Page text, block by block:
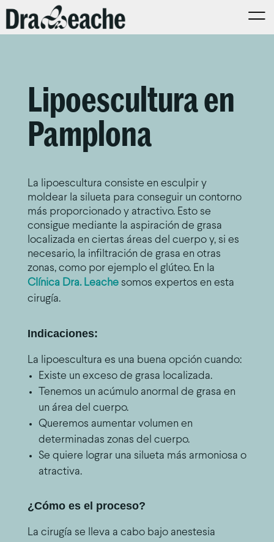
Lipoescultura en
Pamplona
La lipoescultura consiste en esculpir y
moldear la silueta para conseguir un contorno
más proporcionado y atractivo. Esto se
consigue mediante la aspiración de grasa
localizada en ciertas áreas del cuerpo y, si es
necesario, la infiltración de grasa en otras
zonas, como por ejemplo el glúteo. En la
Clínica Dra. Leachesomos expertos en esta
cirugía.
Indicaciones:
La lipoescultura es una buena opción cuando:
Existe un exceso de grasa localizada.
Tenemos un acúmulo anormal de grasa en
un área del cuerpo.
Queremos aumentar volumen en
determinadas zonas del cuerpo.
Se quiere lograr una silueta más armoniosa o
atractiva.
¿Cómo es el proceso?
La cirugía se lleva a cabo bajo anestesia